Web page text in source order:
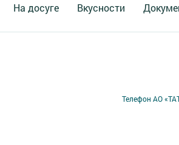
На досуге Вкусности
Телефон АО